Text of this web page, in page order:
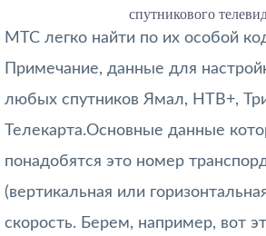
спутникового
МТС легко найти по их особой
Примечание, данные для
любых спутников Ямал, НТВ+,
Телекарта.Основные данные
понадобятся это номер
(вертикальная или
скорость. Берем, например, вот